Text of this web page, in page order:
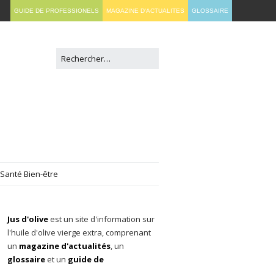
Santé Bien-être
Jus d'oliveest un site d'information sur
l'huile d'olive vierge extra, comprenant
un magazine d'actualités, un
glossaireet un guide de
GUIDE DE PROFESSIONELS MAGAZINE D'ACTUALITES GLOSSAIRE